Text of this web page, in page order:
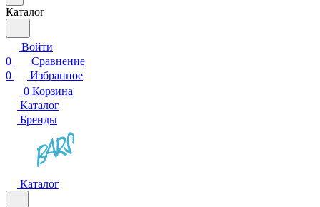
Каталог
Войти
0
Сравнение
0
Избранное
0 Корзина
Каталог
Бренды
Каталог